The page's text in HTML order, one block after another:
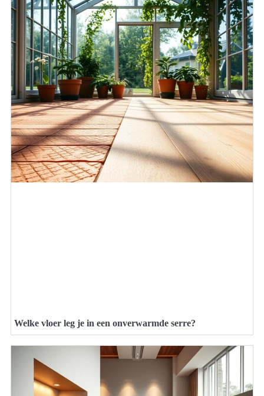
Welke vloer leg je in een onverwarmde serre?